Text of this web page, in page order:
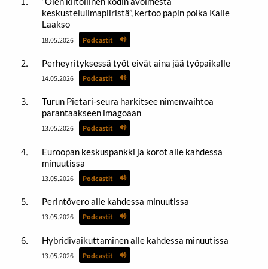
keskusteluilmapiiristä”, kertoo papin poika Kalle
Laakso
18.05.2026 Podcastit
Perheyrityksessä työt eivät aina jää työpaikalle
14.05.2026 Podcastit
Turun Pietari-seura harkitsee nimenvaihtoa
parantaakseen imagoaan
13.05.2026 Podcastit
Euroopan keskuspankki ja korot alle kahdessa
minuutissa
13.05.2026 Podcastit
Perintövero alle kahdessa minuutissa
13.05.2026 Podcastit
Hybridivaikuttaminen alle kahdessa minuutissa
13.05.2026 Podcastit